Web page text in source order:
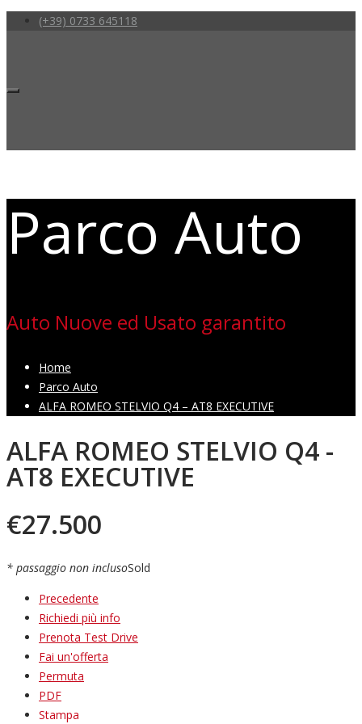
(+39) 0733 645118
Parco Auto
Auto Nuove ed Usato garantito
Home
Parco Auto
ALFA ROMEO STELVIO Q4 – AT8 EXECUTIVE
ALFA ROMEO STELVIO Q4 -
AT8 EXECUTIVE
€27.500
* passaggio non inclusoSold
Precedente
Richiedi più info
Prenota Test Drive
Fai un'offerta
Permuta
PDF
Stampa